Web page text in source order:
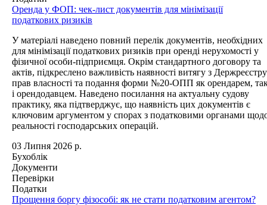
Оренда у ФОП: чек-лист документів для мінімізації
податкових ризиків
У матеріалі наведено повний перелік документів, необхідних
для мінімізації податкових ризиків при оренді нерухомості у
фізичної особи-підприємця. Окрім стандартного договору та
актів, підкреслено важливість наявності витягу з Держреєстру
прав власності та подання форми №20-ОПП як орендарем,
і орендодавцем. Наведено посилання на актуальну судову
практику, яка підтверджує, що наявність цих документів є
ключовим аргументом у спорах з податковими органами
реальності господарських операцій.
03 Липня 2026 р.
Бухоблік
Документи
Перевірки
Податки
Прощення боргу фізособі: як не стати податковим агентом?